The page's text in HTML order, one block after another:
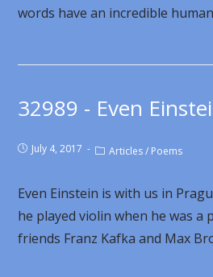
words have an incredible human
32989 - Even
July 4, 2017 Articles / Poems
Even Einstein is with us in
he played violin when he was a
friends Franz Kafka and Max